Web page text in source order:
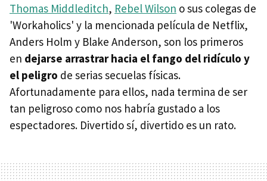
Thomas Middleditch, Rebel Wilson o sus colegas de
'Workaholics' y la mencionada película de Netflix,
Anders Holm y Blake Anderson, son los primeros
en dejarse arrastrar hacia el fango del ridículo y
el peligro de serias secuelas físicas.
Afortunadamente para ellos, nada termina de ser
tan peligroso como nos habría gustado a los
espectadores. Divertido sí, divertido es un rato.